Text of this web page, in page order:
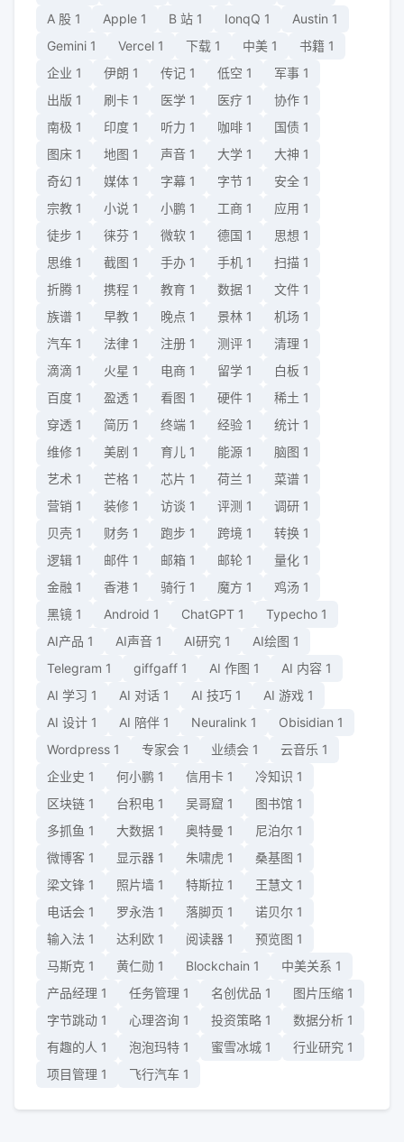
A 股 1 Apple 1 B 站 1 IonqQ 1 Austin 1
Gemini 1 Vercel 1 下载 1 中美 1 书籍 1
企业 1 伊朗 1 传记 1 低空 1 军事 1
出版 1 刷卡 1 医学 1 医疗 1 协作 1
南极 1 印度 1 听力 1 咖啡 1 国债 1
图床 1 地图 1 声音 1 大学 1 大神 1
奇幻 1 媒体 1 字幕 1 字节 1 安全 1
宗教 1 小说 1 小鹏 1 工商 1 应用 1
徒步 1 徕芬 1 微软 1 德国 1 思想 1
思维 1 截图 1 手办 1 手机 1 扫描 1
折腾 1 携程 1 教育 1 数据 1 文件 1
族谱 1 早教 1 晚点 1 景林 1 机场 1
汽车 1 法律 1 注册 1 测评 1 清理 1
滴滴 1 火星 1 电商 1 留学 1 白板 1
百度 1 盈透 1 看图 1 硬件 1 稀土 1
穿透 1 简历 1 终端 1 经验 1 统计 1
维修 1 美剧 1 育儿 1 能源 1 脑图 1
艺术 1 芒格 1 芯片 1 荷兰 1 菜谱 1
营销 1 装修 1 访谈 1 评测 1 调研 1
贝壳 1 财务 1 跑步 1 跨境 1 转换 1
逻辑 1 邮件 1 邮箱 1 邮轮 1 量化 1
金融 1 香港 1 骑行 1 魔方 1 鸡汤 1
黑镜 1 Android 1 ChatGPT 1 Typecho 1
AI产品 1 AI声音 1 AI研究 1 AI绘图 1
Telegram 1 giffgaff 1 AI 作图 1 AI 内容 1
AI 学习 1 AI 对话 1 AI 技巧 1 AI 游戏 1
AI 设计 1 AI 陪伴 1 Neuralink 1 Obisidian 1
Wordpress 1 专家会 1 业绩会 1 云音乐 1
企业史 1 何小鹏 1 信用卡 1 冷知识 1
区块链 1 台积电 1 吴哥窟 1 图书馆 1
多抓鱼 1 大数据 1 奥特曼 1 尼泊尔 1
微博客 1 显示器 1 朱啸虎 1 桑基图 1
梁文锋 1 照片墙 1 特斯拉 1 王慧文 1
电话会 1 罗永浩 1 落脚页 1 诺贝尔 1
输入法 1 达利欧 1 阅读器 1 预览图 1
马斯克 1 黄仁勋 1 Blockchain 1 中美关系 1
产品经理 1 任务管理 1 名创优品 1 图片压缩 1
字节跳动 1 心理咨询 1 投资策略 1 数据分析 1
有趣的人 1 泡泡玛特 1 蜜雪冰城 1 行业研究 1
项目管理 1 飞行汽车 1